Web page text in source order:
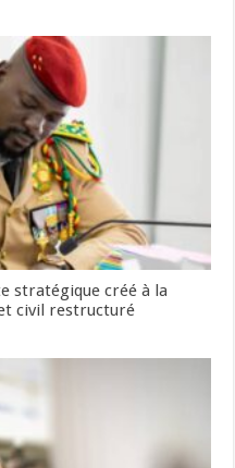
stratégique créé à la
civil restructuré